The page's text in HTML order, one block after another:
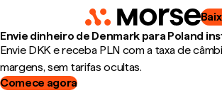
Envie dinheiro de Denmark para Poland
Envie DKK e receba PLN com a taxa de
margens, sem tarifas ocultas.
Comece agora